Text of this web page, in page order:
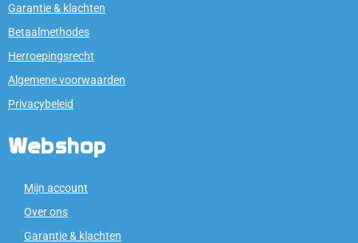
Garantie & klachten
Betaalmethodes
Herroepingsrecht
Algemene voorwaarden
Privacybeleid
Webshop
Mijn account
Over ons
Garantie & klachten